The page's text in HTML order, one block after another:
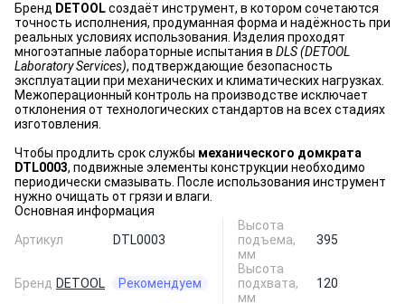
Бренд DETOOLсоздаёт инструмент, в котором сочетаются
точность исполнения, продуманная форма и надёжность при
реальных условиях использования. Изделия проходят
многоэтапные лабораторные испытания в DLS (DETOOL
Laboratory Services), подтверждающие безопасность
эксплуатации при механических и климатических нагрузках.
Межоперационный контроль на производстве исключает
отклонения от технологических стандартов на всех стадиях
изготовления.
Чтобы продлить срок службы механического домкрата
DTL0003, подвижные элементы конструкции необходимо
периодически смазывать. После использования инструмент
нужно очищать от грязи и влаги.
Основная информация
Артикул
DTL0003
Бренд DETOOL Рекомендуем
Высота
подъема,
мм
395
Высота
подхвата,
мм
120